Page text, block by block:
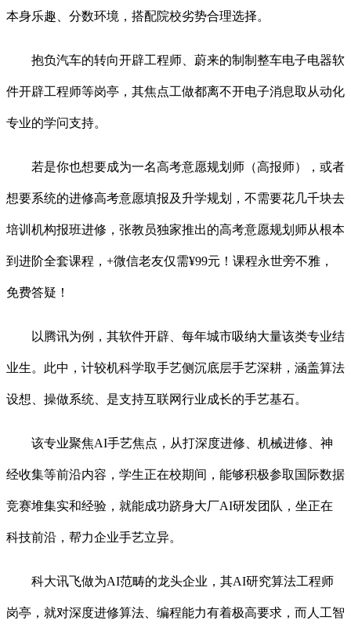
本身乐趣、分数环境，搭配院校劣势合理选择。
抱负汽车的转向开辟工程师、蔚来的制制整车电子电器软
件开辟工程师等岗亭，其焦点工做都离不开电子消息取从动化
专业的学问支持。
若是你也想要成为一名高考意愿规划师（高报师），或者
想要系统的进修高考意愿填报及升学规划，不需要花几千块去
培训机构报班进修，张教员独家推出的高考意愿规划师从根本
到进阶全套课程，+微信老友仅需¥99元！课程永世旁不雅，
免费答疑！
以腾讯为例，其软件开辟、每年城市吸纳大量该类专业结
业生。此中，计较机科学取手艺侧沉底层手艺深耕，涵盖算法
设想、操做系统、是支持互联网行业成长的手艺基石。
该专业聚焦AI手艺焦点，从打深度进修、机械进修、神
经收集等前沿内容，学生正在校期间，能够积极参取国际数据
竞赛堆集实和经验，就能成功跻身大厂AI研发团队，坐正在
科技前沿，帮力企业手艺立异。
科大讯飞做为AI范畴的龙头企业，其AI研究算法工程师
岗亭，就对深度进修算法、编程能力有着极高要求，而人工智